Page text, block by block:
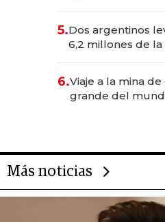
para convertirse
transformadoras
5.Dos argentinos
6,2 millones de
6.Viaje a la mina
grande del
Más noticias